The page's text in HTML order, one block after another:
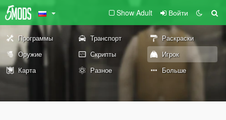
Show Adult Войти
Программы Транспорт
Раскраски
Оружие
Скрипты
Игрок
Карта
Разное Больше